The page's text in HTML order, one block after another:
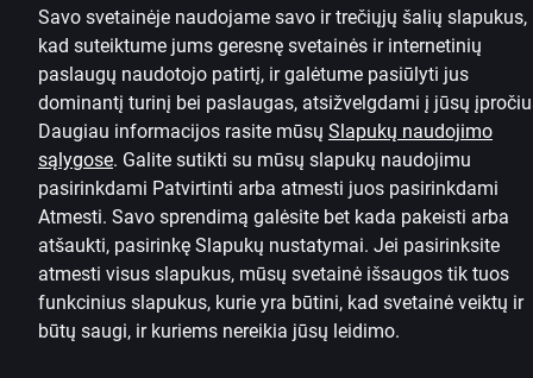
Savo svetainėje naudojame savo ir trečiųjų šalių slapukus,
kad suteiktume jums geresnę svetainės ir internetinių
paslaugų naudotojo patirtį, ir galėtume pasiūlyti jus
dominantį turinį bei paslaugas, atsižvelgdami į jūsų
Daugiau informacijos rasite mūsų Slapukų naudojimo
sąlygose. Galite sutikti su mūsų slapukų naudojimu
pasirinkdami Patvirtinti arba atmesti juos pasirinkdami
Atmesti. Savo sprendimą galėsite bet kada pakeisti arba
atšaukti, pasirinkę Slapukų nustatymai. Jei pasirinksite
atmesti visus slapukus, mūsų svetainė išsaugos tik tuos
funkcinius slapukus, kurie yra būtini, kad svetainė veiktų ir
būtų saugi, ir kuriems nereikia jūsų leidimo.